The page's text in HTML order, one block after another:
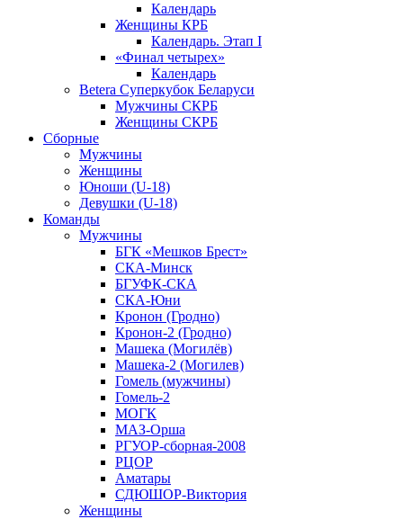
Календарь
Женщины КРБ
Календарь. Этап I
«Финал четырех»
Календарь
Betera Суперкубок Беларуси
Мужчины СКРБ
Женщины СКРБ
Сборные
Мужчины
Женщины
Юноши (U-18)
Девушки (U-18)
Команды
Мужчины
БГК «Мешков Брест»
СКА-Минск
БГУФК-СКА
СКА-Юни
Кронон (Гродно)
Кронон-2 (Гродно)
Машека (Могилёв)
Машека-2 (Могилев)
Гомель (мужчины)
Гомель-2
МОГК
МАЗ-Орша
РГУОР-сборная-2008
РЦОР
Аматары
СДЮШОР-Виктория
Женщины